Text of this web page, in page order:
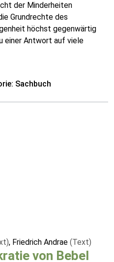
der Minderheiten
Grundrechte des
höchst gegenwärtig
einer Antwort auf viele
Sachbuch
, Friedrich Andrae (Text)
von Bebel